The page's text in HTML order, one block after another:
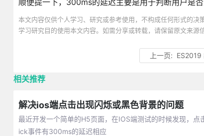
顺便提一下，300ms的延迟主要是用于判断用户是
本文内容仅供个人学习、研究或参考使用，不构成任何形式的
学习研究目的使用本文内容。如需分享或转载，请保留原文来源
上一页: ES2019
相关推荐
解决ios端点击出现闪烁或黑色背景的问题
最近开发一个简单的H5页面，在IOS端测试的时候发现，
ick事件有300ms的延迟相应